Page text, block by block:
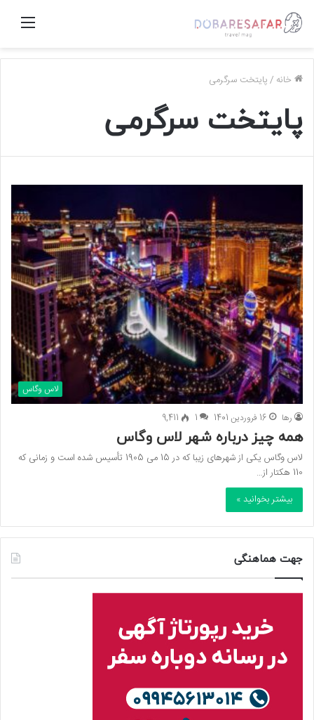
منو
خانه /پایتخت سرگرمی
پایتخت سرگرمی
لاس وگاس
رها 16 فروردین 1401 1
9,411
همه چیز درباره شهر لاس وگاس
لاس وگاس یکی از شهرهای زیبا که در 15 می 1905 تأسیس شده است و زمانی که
110 هکتار از…
بیشتر بخوانید »
جهت هماهنگی